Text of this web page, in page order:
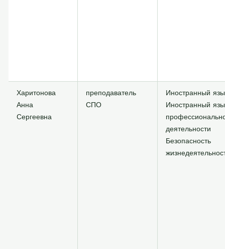
Харитонова
Анна
Сергеевна
преподаватель
СПО
Иностранный
Иностранный
деятельности
Безопасность